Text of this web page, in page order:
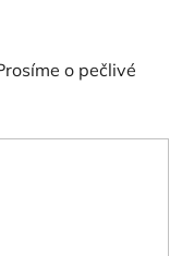
o pečlivé